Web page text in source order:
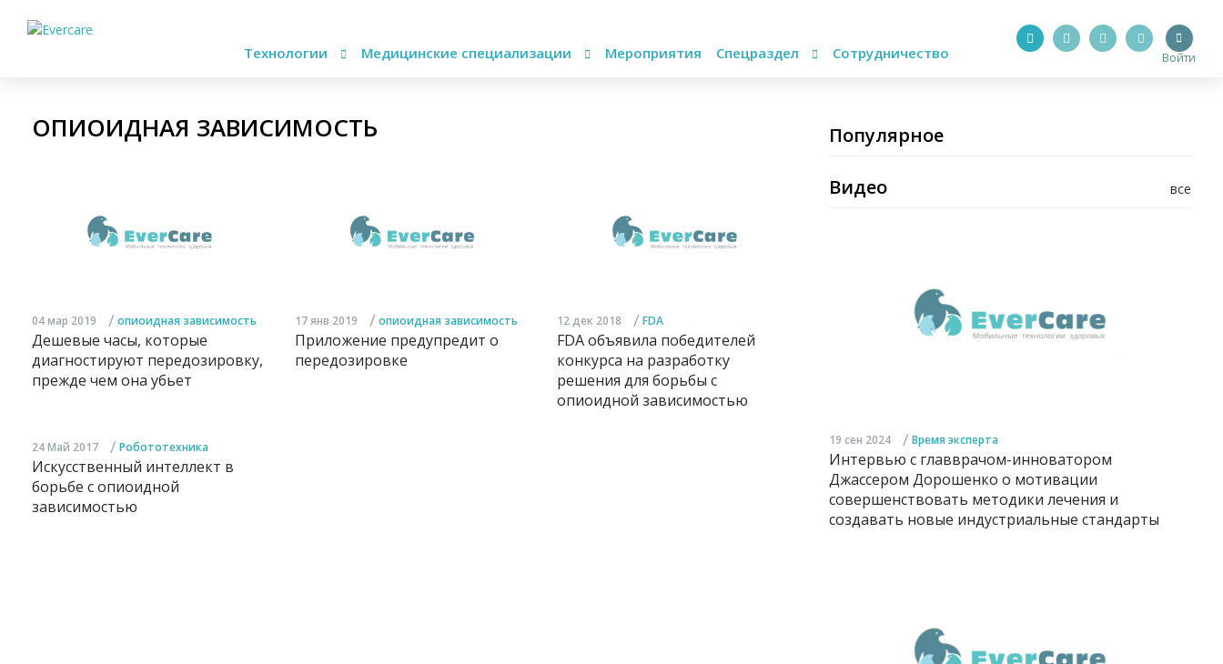
Технологии Медицинские специализации Мероприятия Спецраздел Сотрудничество Войти
ОПИОИДНАЯ ЗАВИСИМОСТЬ
04 мар 2019 / опиоидная зависимость
Дешевые часы, которые
диагностируют передозировку,
прежде чем она убьет
17 янв 2019 / опиоидная зависимость
Приложение предупредит о
передозировке
12 дек 2018 / FDA
FDA объявила победителей
конкурса на разработку
решения для борьбы с
опиоидной зависимостью
24 Май 2017 / Робототехника
Искусственный интеллект в
борьбе с опиоидной
зависимостью
Популярное
все
Видео
19 сен 2024 / Время эксперта
Интервью с главврачом-инноватором
Джассером Дорошенко о мотивации
совершенствовать методики лечения и
создавать новые индустриальные стандарты